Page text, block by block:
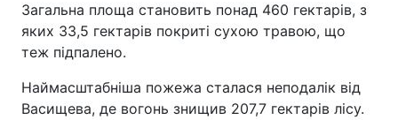
Загальна площа становить понад 460 гектарів, з
яких 33,5 гектарів покриті сухою травою, що
теж підпалено.
Наймасштабніша пожежа сталася неподалік від
Васищева, де вогонь знищив 207,7 гектарів лісу.